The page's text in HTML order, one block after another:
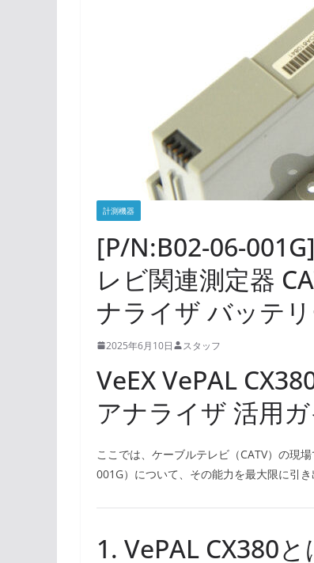
計測機器
[P/N:B02-06-
レビ関連測定器
ナライザ バッテ
2025年6月10日 スタッフ
VeEX VePAL
アナライザ 活用
ここでは、ケーブルテレビ（CATV）の現
001G）について、その能力を最大限に引
1. VePAL CX380